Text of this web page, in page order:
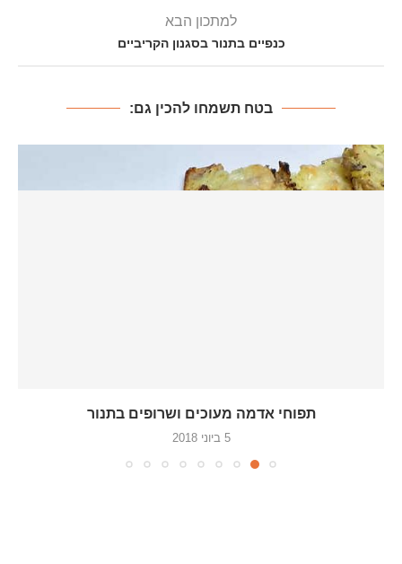
למתכון הבא
כנפיים בתנור בסגנון הקריביים
בטח תשמחו להכין גם:
תפוחי אדמה מעוכים ושרופים בתנור
5 ביוני 2018